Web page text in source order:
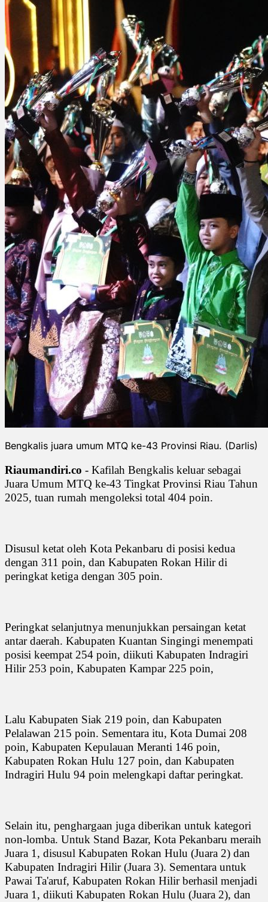
Bengkalis juara umum MTQ ke-43 Provinsi Riau. (Darlis)
Riaumandiri.co - Kafilah Bengkalis keluar sebagai
Juara Umum MTQ ke-43 Tingkat Provinsi Riau Tahun
2025, tuan rumah mengoleksi total 404 poin.
Disusul ketat oleh Kota Pekanbaru di posisi kedua
dengan 311 poin, dan Kabupaten Rokan Hilir di
peringkat ketiga dengan 305 poin.
Peringkat selanjutnya menunjukkan persaingan ketat
antar daerah. Kabupaten Kuantan Singingi menempati
posisi keempat 254 poin, diikuti Kabupaten Indragiri
Hilir 253 poin, Kabupaten Kampar 225 poin,
Lalu Kabupaten Siak 219 poin, dan Kabupaten
Pelalawan 215 poin. Sementara itu, Kota Dumai 208
poin, Kabupaten Kepulauan Meranti 146 poin,
Kabupaten Rokan Hulu 127 poin, dan Kabupaten
Indragiri Hulu 94 poin melengkapi daftar peringkat.
Selain itu, penghargaan juga diberikan untuk kategori
non-lomba. Untuk Stand Bazar, Kota Pekanbaru meraih
Juara 1, disusul Kabupaten Rokan Hulu (Juara 2) dan
Kabupaten Indragiri Hilir (Juara 3). Sementara untuk
Pawai Ta'aruf, Kabupaten Rokan Hilir berhasil menjadi
Juara 1, diikuti Kabupaten Rokan Hulu (Juara 2), dan